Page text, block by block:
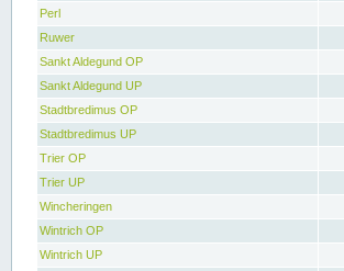
Perl
Ruwer
Sankt Aldegund OP
Sankt Aldegund UP
Stadtbredimus OP
Stadtbredimus UP
Trier OP
Trier UP
Wincheringen
Wintrich OP
Wintrich UP